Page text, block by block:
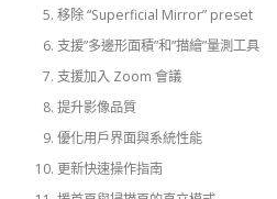
移除 “Superficial Mirror” preset
支援”多邊形面積”和”描繪”量測工具
支援加入 Zoom 會議
提升影像品質
優化用戶界面與系統性能
更新快速操作指南